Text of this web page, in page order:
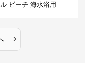
ビーチ 海水浴用
›